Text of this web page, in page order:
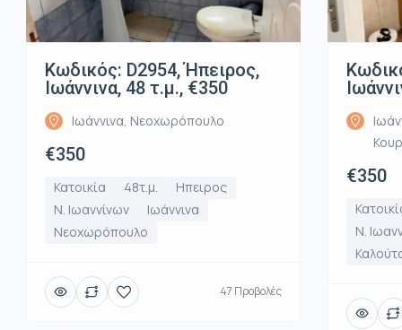
Κωδικός: D2954, Ήπειρος,
Ιωάννινα, 48 τ.μ., €350
Ιωάννινα, Νεοχωρόπουλο
€350
Κατοικία 48τ.μ.
Ηπειρος
Ν. Ιωαννίνων
Ιωάννινα
Νεοχωρόπουλο
47 Προβολές
€350
Ν.